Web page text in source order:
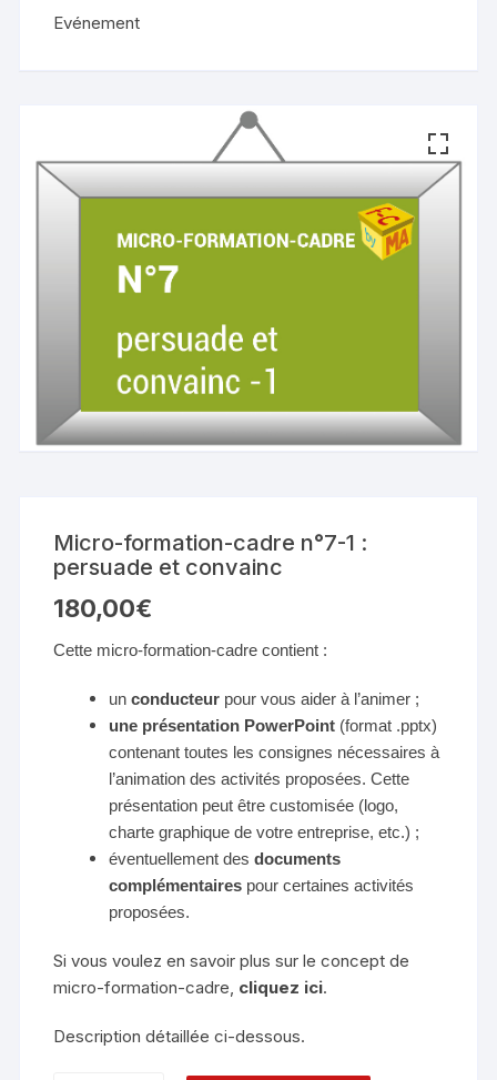
Micro-formation-cadre n°7-1 :
persuade et convainc
180,00€
Cette micro-formation-cadre contient :
unconducteur pour vous aider à l’animer ;
une présentation PowerPoint (format .pptx)
contenant toutes les consignes nécessaires à
l’animation des activités proposées. Cette
présentation peut être customisée (logo,
charte graphique de votre entreprise, etc.) ;
éventuellement desdocuments
complémentaires pour certaines activités
proposées.
Si vous voulez en savoir plus sur le concept de
micro-formation-cadre, cliquez ici.
Description détaillée ci-dessous.
Evénement